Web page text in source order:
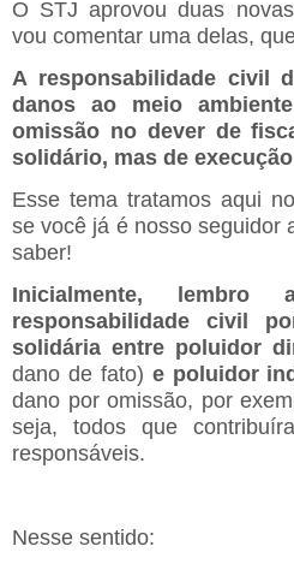
O STJ aprovou duas
vou comentar uma delas,
A responsabilidade civil
danos ao meio
omissão no dever de
solidário, mas de
Esse tema tratamos aqui
se você já é nosso seguidor
saber!
Inicialmente,
responsabilidade civil
solidária entre poluidor
dano de fato) e poluidor
dano por omissão, por
seja, todos que
responsáveis.
Nesse sentido: